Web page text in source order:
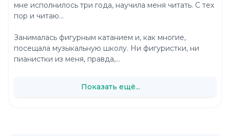
мне исполнилось три года, научила меня читать. С тех
пор и читаю...
Занималась фигурным катанием и, как многие,
посещала музыкальную школу. Ни фигуристки, ни
пианистки из меня, правда,...
Показать ещё...